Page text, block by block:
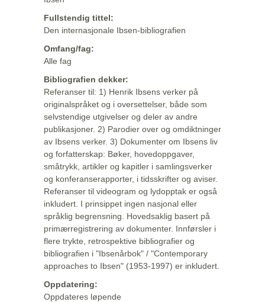
Fullstendig tittel:
Den internasjonale Ibsen-bibliografien
Omfang/fag:
Alle fag
Bibliografien dekker:
Referanser til: 1) Henrik Ibsens verker på
originalspråket og i oversettelser, både som
selvstendige utgivelser og deler av andre
publikasjoner. 2) Parodier over og omdiktninger
av Ibsens verker. 3) Dokumenter om Ibsens liv
og forfatterskap: Bøker, hovedoppgaver,
småtrykk, artikler og kapitler i samlingsverker
og konferanserapporter, i tidsskrifter og aviser.
Referanser til videogram og lydopptak er også
inkludert. I prinsippet ingen nasjonal eller
språklig begrensning. Hovedsaklig basert på
primærregistrering av dokumenter. Innførsler i
flere trykte, retrospektive bibliografier og
bibliografien i "Ibsenårbok" / "Contemporary
approaches to Ibsen" (1953-1997) er inkludert.
Oppdatering:
Oppdateres løpende